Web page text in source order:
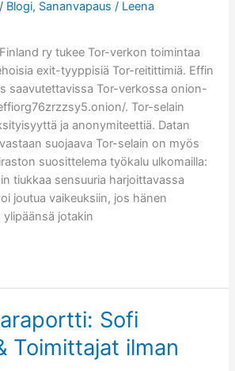
/ Blogi, Sananvapaus / Leena
ry tukee Tor-verkon toimintaa
exit-tyyppisiä Tor-reitittimiä. Effin
saavutettavissa Tor-verkossa onion-
. Tor-selain
ja anonymiteettiä. Datan
suojaava Tor-selain on myös
suosittelema työkalu ulkomailla:
tiukkaa sensuuria harjoittavassa
joutua vaikeuksiin, jos hänen
jotakin
Sofi
Toimittajat ilman